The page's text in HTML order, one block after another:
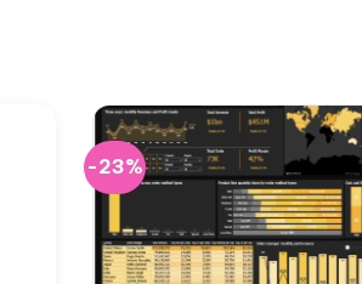
-23%